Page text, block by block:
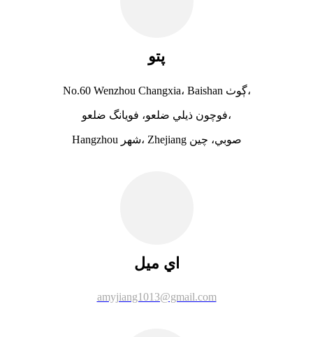
پتو
No.60 Wenzhou Changxia، Baishan ڳوٺ،
فوچون ذيلي ضلعو، فويانگ ضلعو،
Hangzhou شهر، Zhejiang صوبي، چين
اي ميل
amyjiang1013@gmail.com